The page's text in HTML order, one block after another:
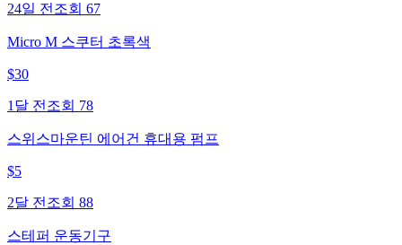
24일 전 조회 67
Micro M 스쿠터 초록색
$30
1달 전 조회 78
스위스마운틴 에어건 휴대용 펌프
$5
2달 전 조회 88
스테퍼 운동기구